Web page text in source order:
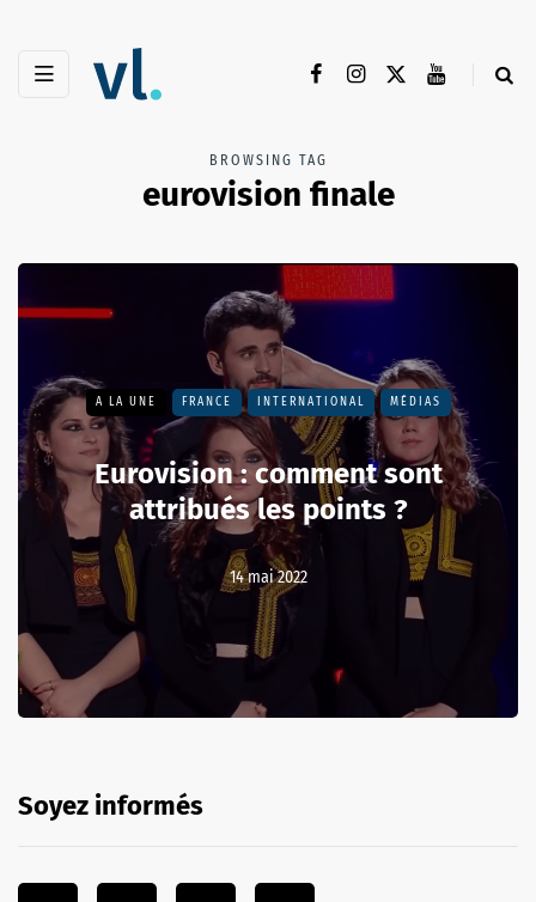
BROWSING TAG
eurovision finale
A LA UNE FRANCE INTERNATIONAL MÉDIAS
Eurovision : comment sont
attribués les points ?
14 mai 2022
Soyez informés